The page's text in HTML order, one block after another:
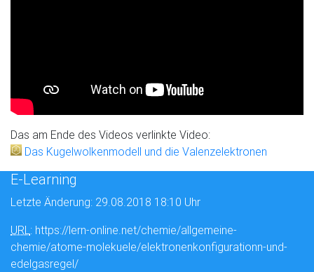
Das am Ende des Videos verlinkte Video:
Das Kugelwolkenmodell und die Valenzelektronen
E-Learning
Letzte Änderung: 29.08.2018 18:10 Uhr
URL: https://lern-online.net/chemie/allgemeine-
chemie/atome-molekuele/elektronenkonfigurationn-und-
edelgasregel/